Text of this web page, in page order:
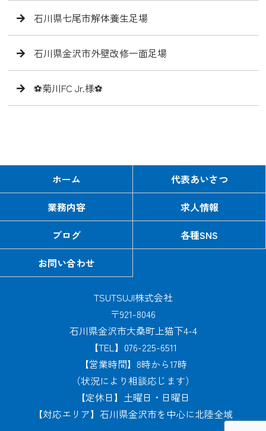
石川県七尾市解体養生足場
石川県金沢市外壁改修一面足場
⚽️菊川FC Jr.様⚽️
ホーム
代表あいさつ
業務内容
求人情報
ブログ
各種SNS
お問い合わせ
TSUTSUJI株式会社
〒921-8046
石川県金沢市大桑町上猫下4-4
【TEL】076-225-6511
【営業時間】8時から17時
（状況により相談応じます）
【定休日】土曜日・日曜日
【対応エリア】石川県金沢市を中心に北陸全域